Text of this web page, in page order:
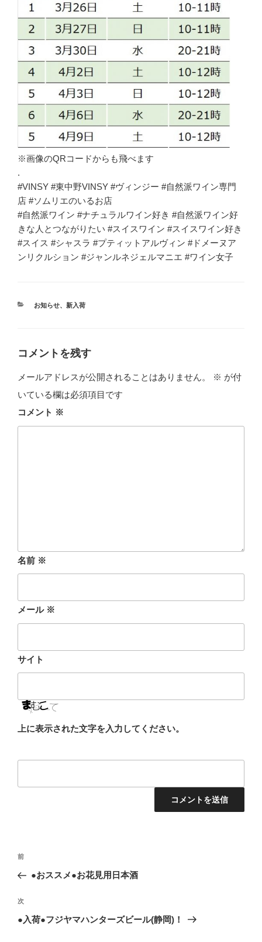
※画像のQRコードからも飛べます
.
#VINSY #東中野VINSY #ヴィンジー #自然派ワイン専門
店 #ソムリエのいるお店
#自然派ワイン #ナチュラルワイン好き #自然派ワイン好
きな人とつながりたい #スイスワイン #スイスワイン好き
#スイス #シャスラ #プティットアルヴィン #ドメーヌア
ンリクルション #ジャンルネジェルマニエ #ワイン女子
カ
お知らせ、 新入荷
コメントを残す
メールアドレスが公開されることはありません。 ※ が付
いている欄は必須項目です
コメント ※
名前 ※
メール ※
サイト
上に表示された文字を入力してください。
投
ナ
ビ
ゲ
前
の
稿
前
●おススメ●お花見用日本酒
次
の
次
●入荷●フジヤマハンターズビール(静岡)！